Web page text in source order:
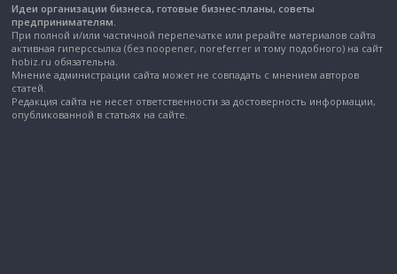
Идеи организации бизнеса, готовые бизнес-планы, советы
предпринимателям.
При полной и/или частичной перепечатке или рерайте материалов сайта
активная гиперссылка (без noopener, noreferrer и тому подобного) на сайт
hobiz.ru обязательна.
Мнение администрации сайта может не совпадать с мнением авторов
статей.
Редакция сайта не несет ответственности за достоверность информации,
опубликованной в статьях на сайте.